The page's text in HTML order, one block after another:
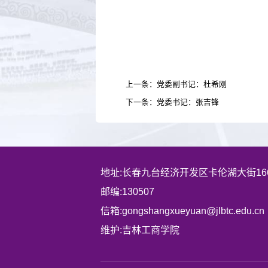
上一条：党委副书记：杜希刚
下一条：党委书记：张吉锋
地址:长春九台经济开发区卡伦湖大街
邮编:130507
信箱:gongshangxueyuan@jlbtc.edu.cn
维护:吉林工商学院